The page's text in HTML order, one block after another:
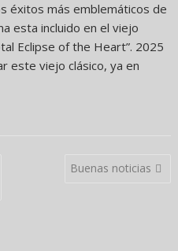
éxitos más emblemáticos de
esta incluido en el viejo
Eclipse of the Heart”. 2025
este viejo clásico, ya en
Buenas noticias